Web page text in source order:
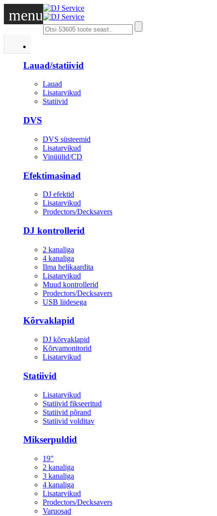
menu
Lauad/statiivid
Lauad
Lisatarvikud
Statiivid
DVS
DVS süsteemid
Lisatarvikud
Vinüülid/CD
Efektimasinad
DJ efektid
Lisatarvikud
Prodectors/Decksavers
DJ kontrollerid
2 kanaliga
4 kanaliga
Ilma helikaardita
Lisatarvikud
Muud kontrollerid
Prodectors/Decksavers
USB liidesega
Kõrvaklapid
DJ kõrvaklapid
Kõrvamonitorid
Lisatarvikud
Statiivid
Lisatarvikud
Statiivid fikseeritud
Statiivid põrand
Statiivid volditav
Mikserpuldid
19"
2 kanaliga
3 kanaliga
4 kanaliga
Lisatarvikud
Prodectors/Decksavers
Varuosad